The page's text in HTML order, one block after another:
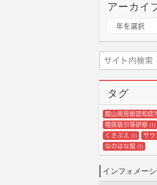
アーカイ
ブ
年を選択
タグ
館山南房総認知症
喀痰吸引等研修(1)
くさぶえ (1) サウ
なのはな館(1)
インフォメー